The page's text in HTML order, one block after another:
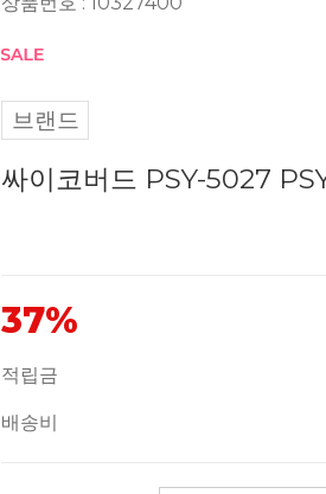
브랜드
싸이코버드 PSY-5027
37%
적립금
배송비